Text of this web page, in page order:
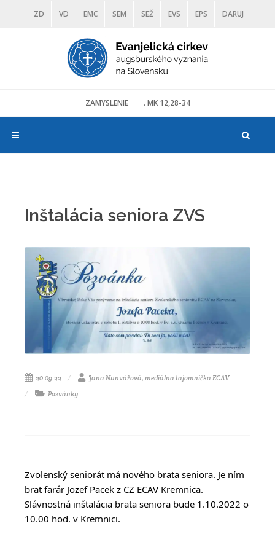
ZD VD EMC SEM SEŽ EVS EPS DARUJ
DIAKONIA ŠKOLY TRANOSCIUS
ZAMYSLENIE . MK 12,28-34
Inštalácia seniora ZVS
20.09.22
Jana Nunvářová, mediálna tajomníčka ECAV
Pozvánky
Zvolenský seniorát má nového brata seniora. Je ním
brat farár Jozef Pacek z CZ ECAV Kremnica.
Slávnostná inštalácia brata seniora bude 1.10.2022 o
10.00 hod. v Kremnici.